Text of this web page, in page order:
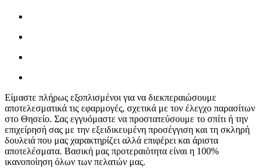
Είμαστε πλήρως εξοπλισμένοι για να διεκπεραιώσουμε
αποτελεσματικά τις εφαρμογές, σχετικά με τον έλεγχο παρασίτων
στο Θησείο. Σας εγγυόμαστε να προστατεύσουμε το σπίτι ή την
επιχείρησή σας με την εξειδικευμένη προσέγγιση και τη σκληρή
δουλειά που μας χαρακτηρίζει αλλά επιφέρει και άριστα
αποτελέσματα. Βασική μας προτεραιότητα είναι η 100%
ικανοποίηση όλων των πελατών μας.